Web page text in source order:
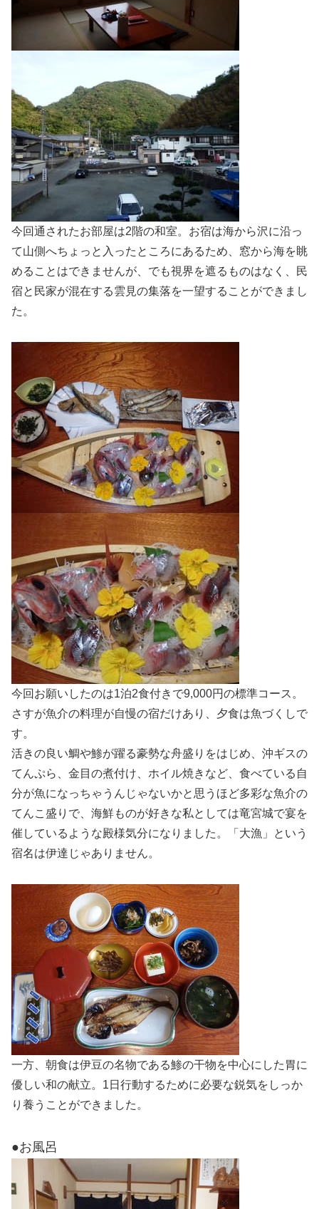
今回通されたお部屋は2階の和室。お宿は海から沢に沿っ
て山側へちょっと入ったところにあるため、窓から海を眺
めることはできませんが、でも視界を遮るものはなく、民
宿と民家が混在する雲見の集落を一望することができまし
た。
今回お願いしたのは1泊2食付きで9,000円の標準コース。
さすが魚介の料理が自慢の宿だけあり、夕食は魚づくしで
す。
活きの良い鯛や鯵が躍る豪勢な舟盛りをはじめ、沖ギスの
てんぷら、金目の煮付け、ホイル焼きなど、食べている自
分が魚になっちゃうんじゃないかと思うほど多彩な魚介の
てんこ盛りで、海鮮ものが好きな私としては竜宮城で宴を
催しているような殿様気分になりました。「大漁」という
宿名は伊達じゃありません。
一方、朝食は伊豆の名物である鯵の干物を中心にした胃に
優しい和の献立。1日行動するために必要な鋭気をしっか
り養うことができました。
●お風呂